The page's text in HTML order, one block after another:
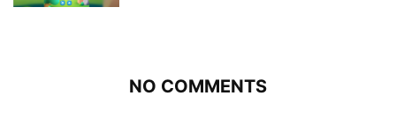
NO COMMENTS